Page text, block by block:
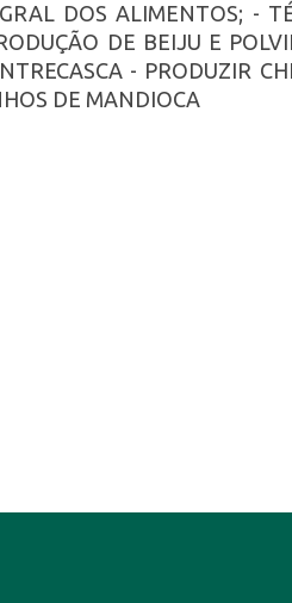
DOS ALIMENTOS; -
DE BEIJU E
- PRODUZIR
DE MANDIOCA